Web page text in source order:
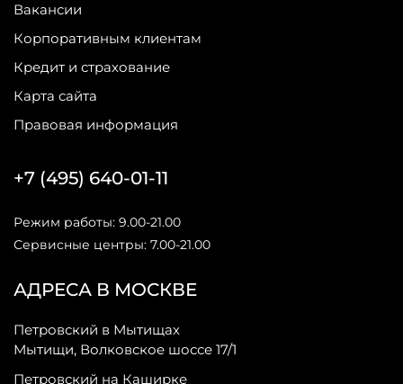
Вакансии
Корпоративным клиентам
Кредит и страхование
Карта сайта
Правовая информация
АДРЕСА В МОСКВЕ
Петровский в Мытищах
Мытищи, Волковское шоссе 17/1
Петровский на Каширке
+7 (495) 640-01-11
Режим работы: 9.00-21.00
Сервисные центры: 7.00-21.00